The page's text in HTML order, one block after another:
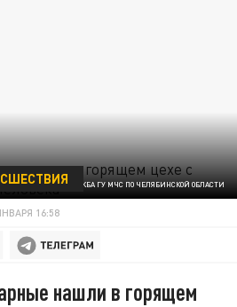
ФОТО: ПРЕСС-СЛУЖБА ГУ МЧС ПО ЧЕЛЯБИНСКОЙ ОБЛАСТИ
16:58
нашли в горящем